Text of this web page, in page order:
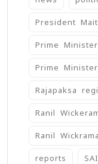
President
Prime
Prime
Rajapaksa
Ranil
Ranil
reports